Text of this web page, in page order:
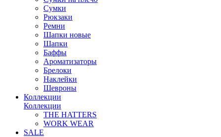
Сумки
Рюкзаки
Ремни
Шапки новые
Шапки
Баффы
Ароматизаторы
Брелоки
Наклейки
Шевроны
Коллекции
Коллекции
THE HATTERS
WORK WEAR
SALE